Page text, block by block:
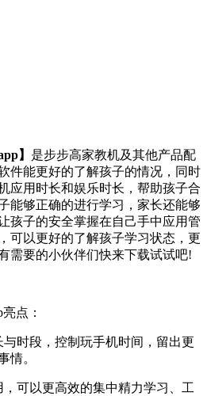
】 是步步高家教机及其他产品配
件能更好的了解孩子的情况，同时
应用时长和娱乐时长，帮助孩子合
能够正确的进行学习，家长还能够
孩子的安全掌握在自己手中应用管
可以更好的了解孩子学习状态，更
需要的小伙伴们快来下载试试吧!
点：
时段，控制玩手机时间，留出更
情。
可以更高效的集中精力学习、工